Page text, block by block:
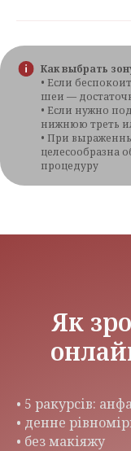
Как выбрать
• Если
шеи —
• Если нужно
нижнюю треть
• При
целесообразна
процедуру
Як
• 5 ракурсів:
• денне
• без макіяжу